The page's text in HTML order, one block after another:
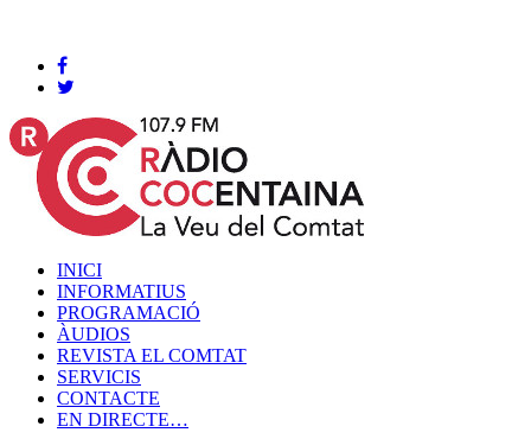
INICI
INFORMATIUS
PROGRAMACIÓ
ÀUDIOS
REVISTA EL COMTAT
SERVICIS
CONTACTE
EN DIRECTE…